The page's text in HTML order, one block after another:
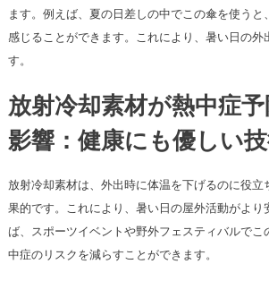
ます。例えば、夏の日差しの中でこの傘を使うと
感じることができます。これにより、暑い日の外
す。
放射冷却素材が熱中症
影響：健康にも優しい
放射冷却素材は、外出時に体温を下げるのに役立
果的です。これにより、暑い日の屋外活動がより
ば、スポーツイベントや野外フェスティバルで
中症のリスクを減らすことができます。